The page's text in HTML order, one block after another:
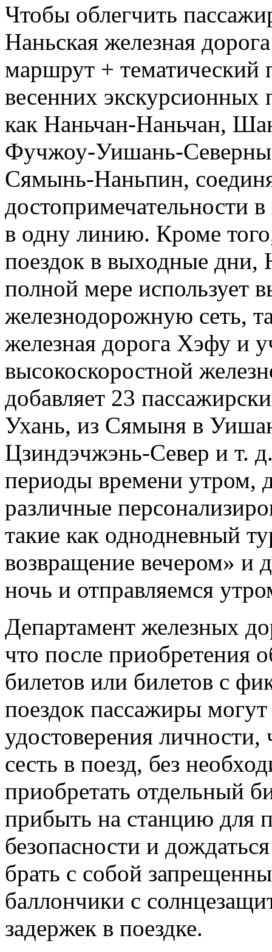
Чтобы облегчить
Наньская железная
маршрут + тематический
весенних экскурсионных
как Наньчан-Наньчан,
Фучжоу-Уишань-
Сямынь-Наньпин,
достопримечательности
в одну линию. Кроме
поездок в выходные дни,
полной мере использует
железнодорожную сеть,
железная дорога Хэфу и
высокоскоростной
добавляет 23
Ухань, из Сямыня в
Цзиндэчжэнь-Север и т.
периоды времени утром,
различные
такие как однодневный
возвращение вечером» и
ночь и отправляемся
Департамент железных
что после
билетов или билетов с
поездок пассажиры могут
удостоверения личности,
сесть в поезд, без
приобретать отдельный
прибыть на станцию для
безопасности и
брать с собой
баллончики с
задержек в поездке.